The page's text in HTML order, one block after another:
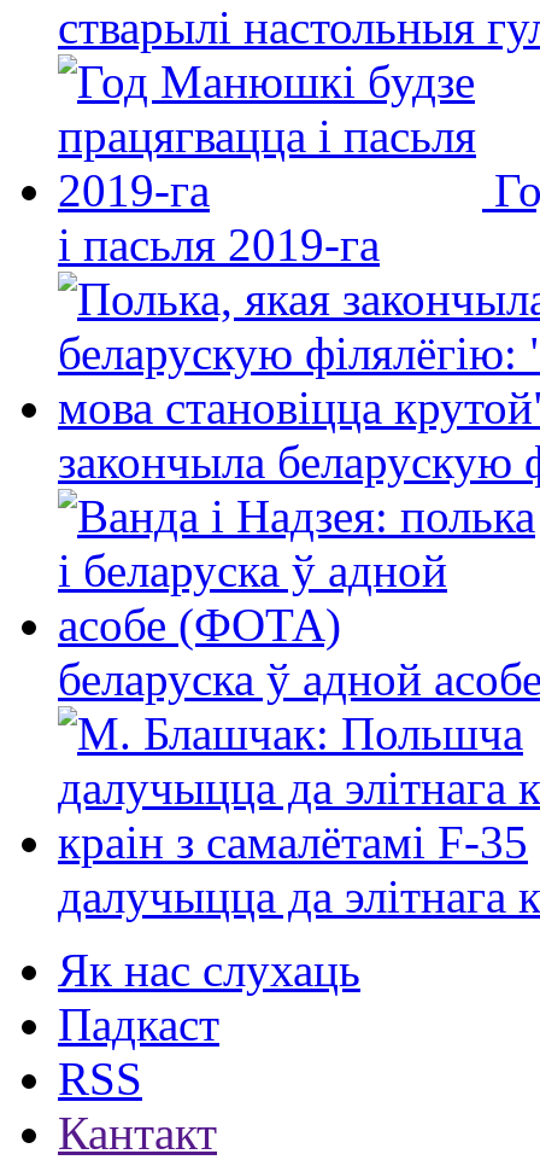
стварылі настольныя
і пасьля 2019-га
закончыла беларускую
беларуска ў адной
далучыцца да элітнага
Як нас слухаць
Падкаст
RSS
Кантакт